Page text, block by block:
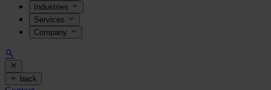
Industries
Services
Company
back